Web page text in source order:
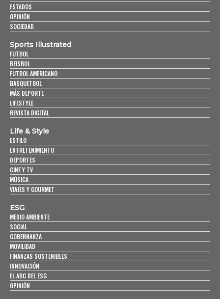
ESTADOS
OPINIÓN
SOCIEDAD
Sports Illustrated
FUTBOL
BEISBOL
FUTBOL AMERICANO
BASQUETBOL
MÁS DEPORTE
LIFESTYLE
REVISTA DIGITAL
Life & Style
ESTILO
ENTRETENIMIENTO
DEPORTES
CINE Y TV
MÚSICA
VIAJES Y GOURMET
ESG
MEDIO AMBIENTE
SOCIAL
GOBERNANZA
MOVILIDAD
FINANZAS SOSTENIBLES
INNOVACIÓN
EL ABC DEL ESG
OPINIÓN